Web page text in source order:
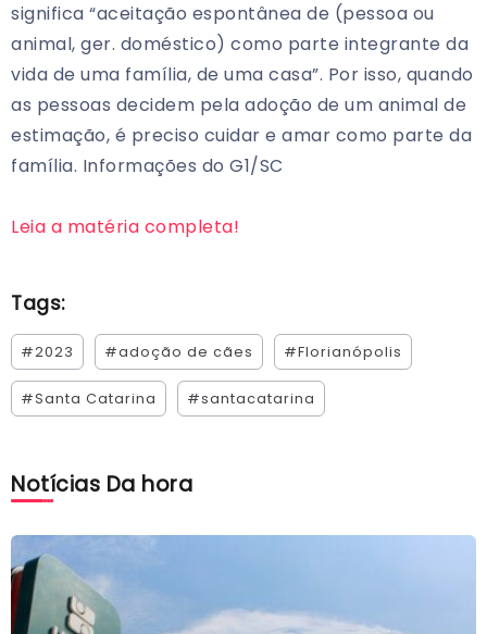
significa “aceitação espontânea de (pessoa ou
animal, ger. doméstico) como parte integrante da
vida de uma família, de uma casa”. Por isso, quando
as pessoas decidem pela adoção de um animal de
estimação, é preciso cuidar e amar como parte da
família. Informações do G1/SC
Leia a matéria completa!
Tags:
#2023 #adoção de cães #Florianópolis
#Santa Catarina #santacatarina
Notícias Da hora